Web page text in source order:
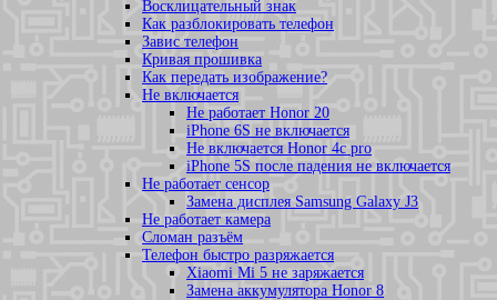
Восклицательный знак
Как разблокировать телефон
Завис телефон
Кривая прошивка
Как передать изображение?
Не включается
Не работает Honor 20
iPhone 6S не включается
Не включается Honor 4c pro
iPhone 5S после падения не включается
Не работает сенсор
Замена дисплея Samsung Galaxy J3
Не работает камера
Сломан разъём
Телефон быстро разряжается
Xiaomi Mi 5 не заряжается
Замена аккумулятора Honor 8